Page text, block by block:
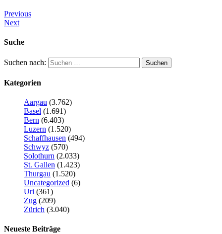
Previous
Next
Suche
Suchen nach:
Kategorien
Aargau (3.762)
Basel (1.691)
Bern (6.403)
Luzern (1.520)
Schaffhausen (494)
Schwyz (570)
Solothurn (2.033)
St. Gallen (1.423)
Thurgau (1.520)
Uncategorized (6)
Uri (361)
Zug (209)
Zürich (3.040)
Neueste Beiträge